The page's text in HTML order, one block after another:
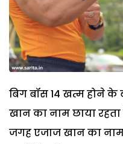
बिग बॉस 14 खत्म होने के
खान का नाम छाया
जगह एजाज खान का नाम